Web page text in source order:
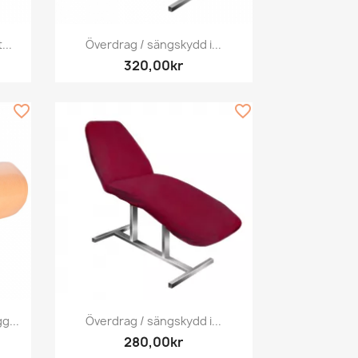
Snabbvy
Överdrag / sängskydd i...
320,00kr
favorite_border
Snabbvy
Överdrag / sängskydd i...
280,00kr
favorite_border